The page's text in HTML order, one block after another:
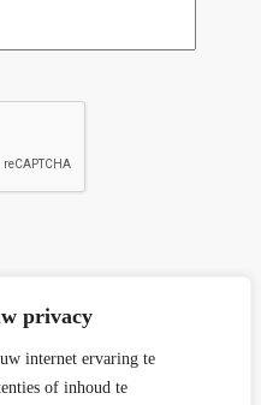
privacy
internet ervaring te
of inhoud te